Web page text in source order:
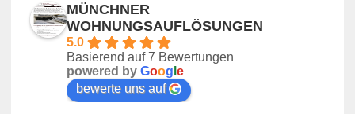
MÜNCHNER
WOHNUNGSAUFLÖSUNGEN
5.0
Basierend auf 7 Bewertungen
powered by Goog e
bewerte uns auf